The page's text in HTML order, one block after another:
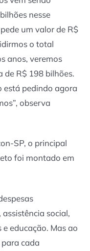
nesse
um valor de R$
o total
anos, veremos
de R$ 198 bilhões.
está pedindo agora
observa
SP, o principal
foi montado em
social,
educação. Mas ao
cada